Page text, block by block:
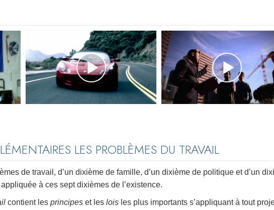
LES PROBLÈMES DU TRAVAIL
de travail, d’un dixième de famille, d’un dixième de politique et d’un
à ces sept dixièmes de l’existence.
contient les principes et les lois les plus importants s’appliquant à tout